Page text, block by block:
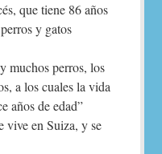
que tiene 86 años
y gatos
muchos perros, los
a los cuales la vida
años de edad”
vive en Suiza, y se